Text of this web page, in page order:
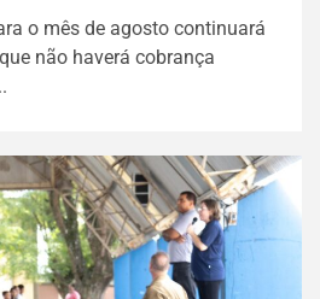
o mês de agosto continuará
não haverá cobrança